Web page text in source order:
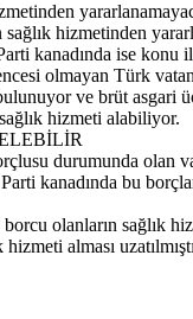
hizmetinden
kanadında ise konu
olmayan Türk
ve brüt asgari
hizmeti alabiliyor.
durumunda olan
kanadında bu
olanların sağlık
alması